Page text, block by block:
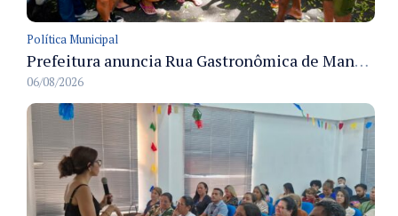
Política Municipal
Prefeitura anuncia Rua Gastronômica de Manaus e garante alternativas para 54 ambulantes cadastrados
06/08/2026